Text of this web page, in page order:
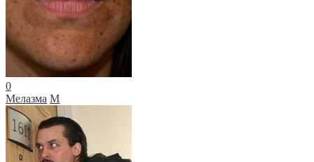
0
Мелазма М